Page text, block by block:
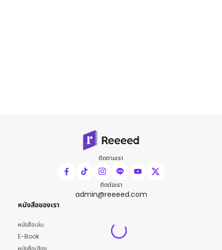
ติดตามเรา
ติดต่อเรา
admin@reeeed.com
หนังสือของเรา
หนังสือเล่ม
E-Book
หนังสือเสียง